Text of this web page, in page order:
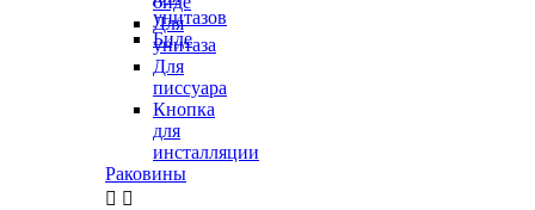
унитазов
Биде
Для
унитаза
Для
писсуара
Кнопка
для
инсталляции
Раковины
 